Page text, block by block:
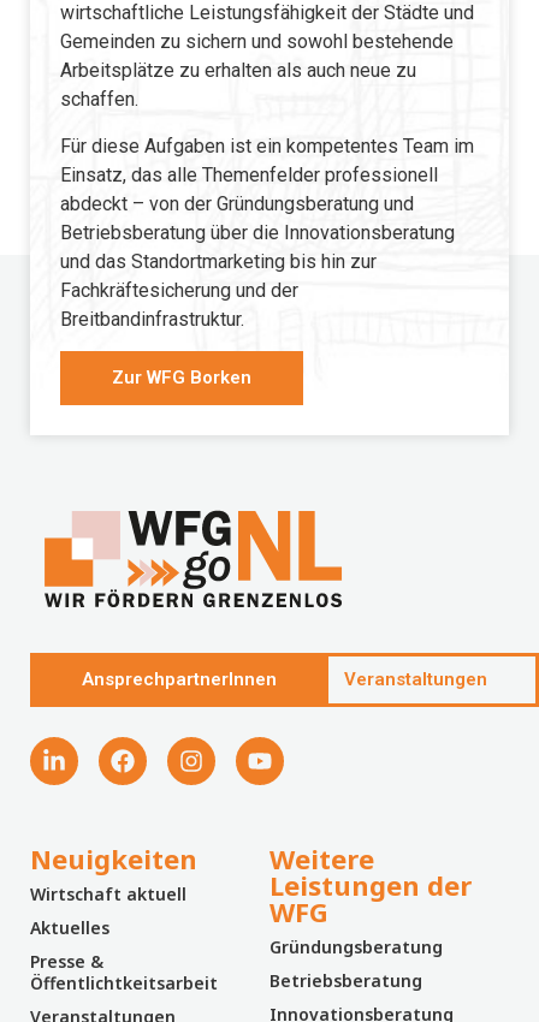
wirtschaftliche Leistungsfähigkeit der Städte und
Gemeinden zu sichern und sowohl bestehende
Arbeitsplätze zu erhalten als auch neue zu
schaffen.
Für diese Aufgaben ist ein kompetentes Team im
Einsatz, das alle Themenfelder professionell
abdeckt – von der Gründungsberatung und
Betriebsberatung über die Innovationsberatung
und das Standortmarketing bis hin zur
Fachkräftesicherung und der
Breitbandinfrastruktur.
Zur WFG Borken
AnsprechpartnerInnen Veranstaltungen
Neuigkeiten
Wirtschaft aktuell
Aktuelles
Presse &
Öffentlichtkeitsarbeit
Veranstaltungen
Weitere
Leistungen der
WFG
Gründungsberatung
Betriebsberatung
Innovationsberatung